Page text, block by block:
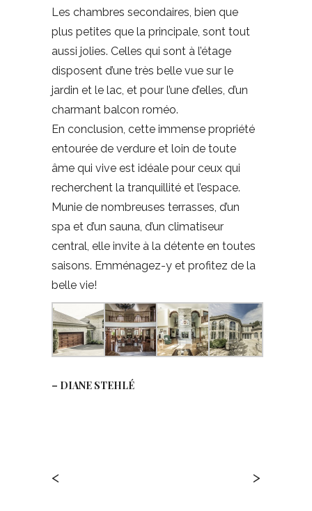
Les chambres secondaires, bien que
plus petites que la principale, sont tout
aussi jolies. Celles qui sont à l’étage
disposent d’une très belle vue sur le
jardin et le lac, et pour l’une d’elles, d’un
charmant balcon roméo.
En conclusion, cette immense propriété
entourée de verdure et loin de toute
âme qui vive est idéale pour ceux qui
recherchent la tranquillité et l’espace.
Munie de nombreuses terrasses, d’un
spa et d’un sauna, d’un climatiseur
central, elle invite à la détente en toutes
saisons. Emménagez-y et profitez de la
belle vie!
– DIANE STEHLÉ
< >